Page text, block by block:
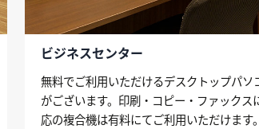
ビジネスセンター
無料でご利用いただけるデスクトップパソ
がございます。印刷・コピー・ファックス
応の複合機は有料にてご利用いただけます。